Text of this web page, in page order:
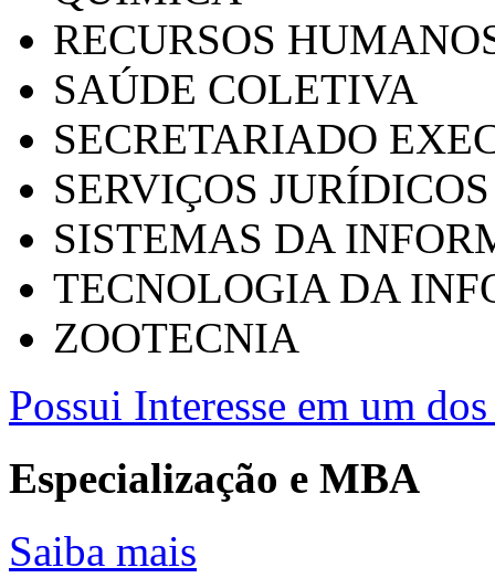
RECURSOS
SAÚDE COLETIVA
SECRETARIADO
SERVIÇOS
SISTEMAS DA
TECNOLOGIA DA
ZOOTECNIA
Possui Interesse em um
Especialização e MBA
Saiba mais